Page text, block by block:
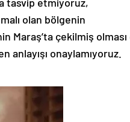
olan bölgenin
Maraş’ta çekilmiş olması
anlayışı onaylamıyoruz.